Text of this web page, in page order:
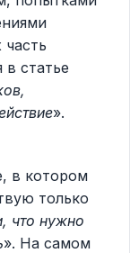
в статье
».
в котором
только
что нужно
». На самом